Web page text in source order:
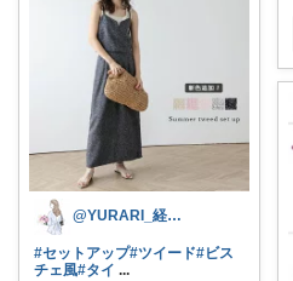
@YURARI_経由購入ありがとう🤍
#セットアップ#ツイード#ビス
チェ風#タイ ...